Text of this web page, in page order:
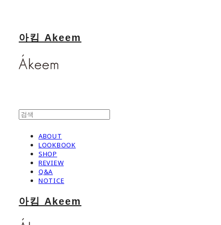
아킴 Akeem
ABOUT
LOOKBOOK
SHOP
REVIEW
Q&A
NOTICE
아킴 Akeem